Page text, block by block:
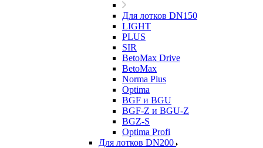
Для лотков DN150
LIGHT
PLUS
SIR
BetoMax Drive
BetoMax
Norma Plus
Optima
BGF и BGU
BGF-Z и BGU-Z
BGZ-S
Optima Profi
Для лотков DN200